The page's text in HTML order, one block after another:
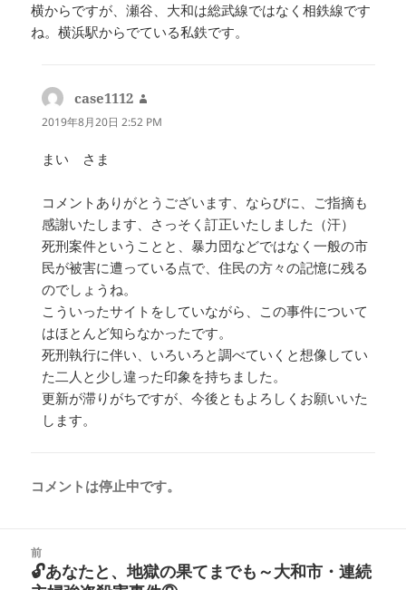
横からですが、瀬谷、大和は総武線ではなく相鉄線です
ね。横浜駅からでている私鉄です。
case1112
り:
2019年8月20日 2:52 PM
まい さま
コメントありがとうございます、ならびに、ご指摘も
感謝いたします、さっそく訂正いたしました（汗）
死刑案件ということと、暴力団などではなく一般の市
民が被害に遭っている点で、住民の方々の記憶に残る
のでしょうね。
こういったサイトをしていながら、この事件について
はほとんど知らなかったです。
死刑執行に伴い、いろいろと調べていくと想像してい
た二人と少し違った印象を持ちました。
更新が滞りがちですが、今後ともよろしくお願いいた
します。
コメントは停止中です。
前
前
🔓あなたと、地獄の果てまでも～大和市・連続